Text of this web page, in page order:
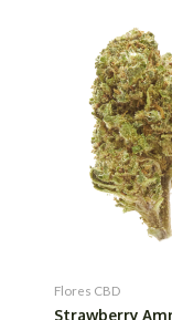
Flores CBD
Strawberry